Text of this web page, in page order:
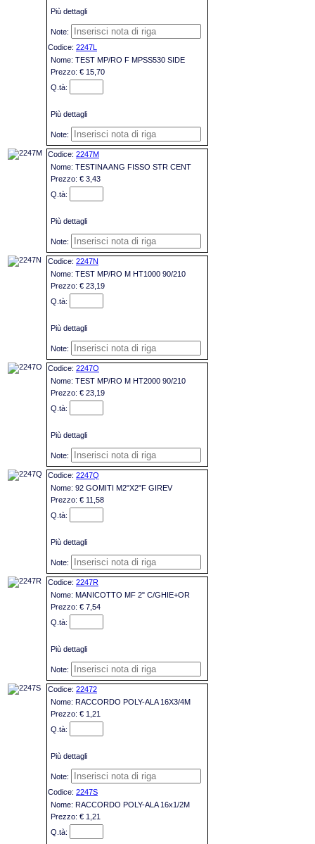
Più dettagli
2247L
TEST MP/RO F MPSS530 SIDE
€ 15,70
Più dettagli
2247M
TESTINA ANG FISSO STR CENT
€ 3,43
Più dettagli
2247N
TEST MP/RO M HT1000 90/210
€ 23,19
Più dettagli
2247O
TEST MP/RO M HT2000 90/210
€ 23,19
Più dettagli
2247Q
92 GOMITI M2"X2"F GIREV
€ 11,58
Più dettagli
2247R
MANICOTTO MF 2" C/GHIE+OR
€ 7,54
Più dettagli
22472
RACCORDO POLY-ALA 16X3/4M
€ 1,21
Più dettagli
2247S
RACCORDO POLY-ALA 16x1/2M
€ 1,21